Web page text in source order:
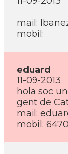
mail:
mobil:
eduard
11-09-2013
hola soc
gent de
mail:
mobil: